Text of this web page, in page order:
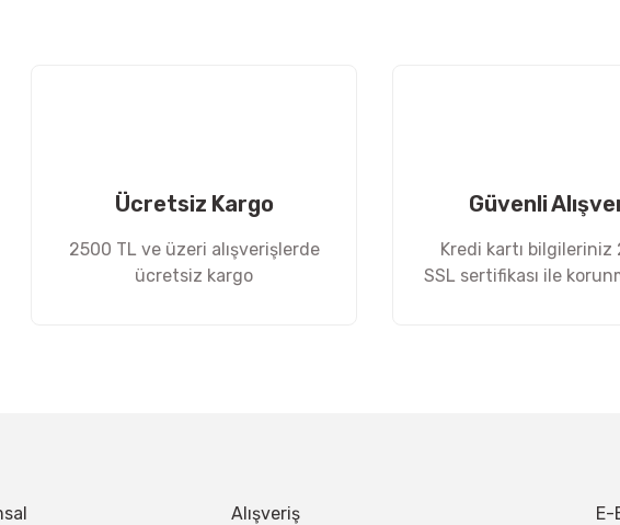
Ücretsiz Kargo
2500 TL ve üzeri alışverişlerde
ücretsiz kargo
Güvenli
Kredi kartı bilgileriniz
SSL sertifikası ile
Alışveriş E-